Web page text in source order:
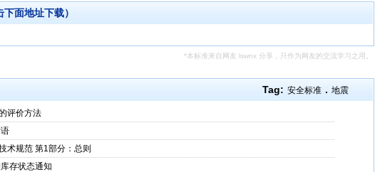
面地址下载）
*本标准来自网友 lswnx 分享，只作为网友的交流学习之用。
Tag: 安全标准 . 地震
评价方法
术规范 第1部分：总则
存状态通知